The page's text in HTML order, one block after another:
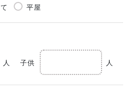
平屋
人 子供 人